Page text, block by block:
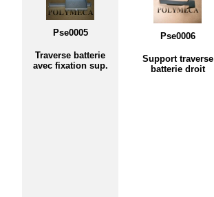
Pse0005
Traverse batterie
avec fixation sup.
Pse0006
Support traverse
batterie droit